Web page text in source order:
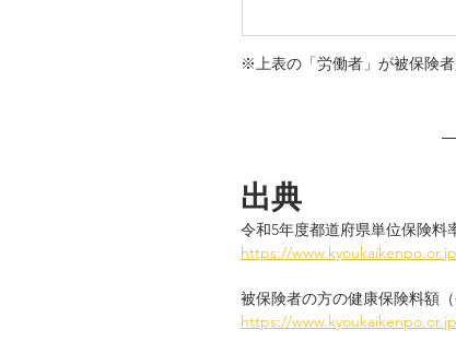
※上表の「労働者」が被保険
出典
令和5年度都道府県単位保険料
https://
被保険者の方の健康保険料額（
https://